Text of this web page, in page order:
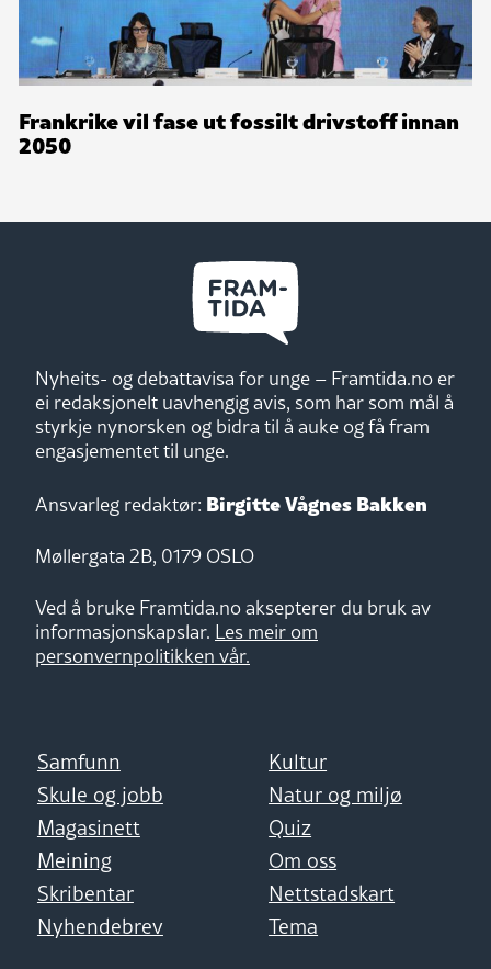
Frankrike vil fase ut fossilt drivstoff innan
2050
Nyheits- og debattavisa for unge – Framtida.no er
ei redaksjonelt uavhengig avis, som har som mål å
styrkje nynorsken og bidra til å auke og få fram
engasjementet til unge.
Ansvarleg redaktør: Birgitte Vågnes Bakken
Møllergata 2B, 0179 OSLO
Ved å bruke Framtida.no aksepterer du bruk av
informasjonskapslar. Les meir om
personvernpolitikken vår.
Samfunn
Kultur
Skule og jobb
Natur og miljø
Magasinett
Quiz
Meining
Om oss
Skribentar
Nettstadskart
Nyhendebrev
Tema